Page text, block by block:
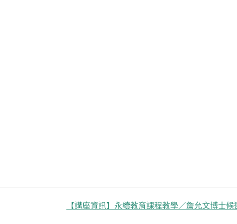
【講座資訊】永續教育課程教學／詹允文博士候